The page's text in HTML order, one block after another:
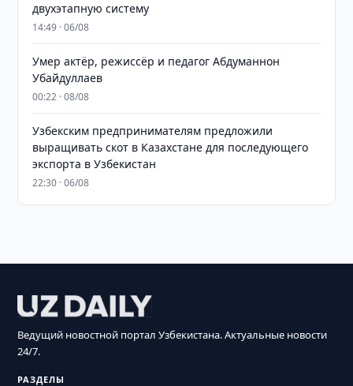
двухэтапную систему
14:49 · 06/08
Умер актёр, режиссёр и педагог Абдуманнон
Убайдуллаев
00:22 · 08/08
Узбекским предпринимателям предложили
выращивать скот в Казахстане для последующего
экспорта в Узбекистан
22:30 · 06/08
Ведущий новостной портал Узбекистана. Актуальные новости
24/7.
РАЗДЕЛЫ